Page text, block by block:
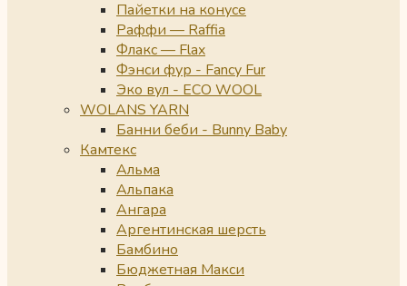
Пайетки на конусе
Раффи — Raffia
Флакс — Flax
Фэнси фур - Fancy Fur
Эко вул - ECO WOOL
WOLANS YARN
Банни беби - Bunny Baby
Камтекс
Альма
Альпака
Ангара
Аргентинская шерсть
Бамбино
Бюджетная Макси